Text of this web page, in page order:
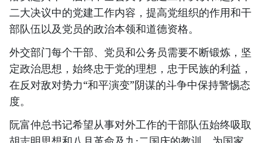
二大决议中的党建工作内容，提高党组织的作用和干
部队伍以及党员的政治本领和道德资格。
外交部门每个干部、党员和公务员需要不断锻炼，坚
定政治思想，始终忠于党的理想，忠于民族的利益，
在反对敌对势力“和平演变”阴谋的斗争中保持警惕态
度。
阮富仲总书记希望从事对外工作的干部队伍始终吸取